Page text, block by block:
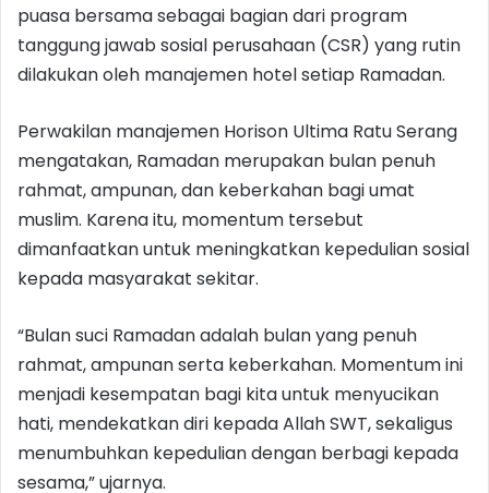
puasa bersama sebagai bagian dari program
tanggung jawab sosial perusahaan (CSR) yang rutin
dilakukan oleh manajemen hotel setiap Ramadan.
Perwakilan manajemen Horison Ultima Ratu Serang
mengatakan, Ramadan merupakan bulan penuh
rahmat, ampunan, dan keberkahan bagi umat
muslim. Karena itu, momentum tersebut
dimanfaatkan untuk meningkatkan kepedulian sosial
kepada masyarakat sekitar.
“Bulan suci Ramadan adalah bulan yang penuh
rahmat, ampunan serta keberkahan. Momentum ini
menjadi kesempatan bagi kita untuk menyucikan
hati, mendekatkan diri kepada Allah SWT, sekaligus
menumbuhkan kepedulian dengan berbagi kepada
sesama,” ujarnya.